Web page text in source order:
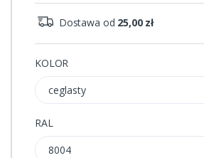
Dostawa od 25,00 zł
KOLOR
ceglasty
RAL
8004